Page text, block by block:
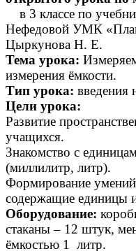
в 3 классе по
Нефедовой УМК
Цыркунова Н. Е.
Тема урока:
измерения ёмкости.
Тип урока: введения
Цели урока:
Развитие
учащихся.
Знакомство с
(миллилитр, литр).
Формирование умений
содержащие единицы
Оборудование:
стаканы – 12 штук,
ёмкостью 1 литр.